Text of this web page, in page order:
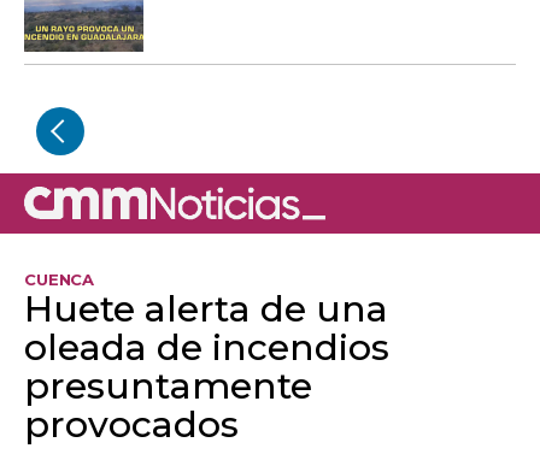
CUENCA
Huete alerta de una
oleada de incendios
presuntamente
provocados